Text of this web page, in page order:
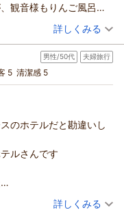
（返信日：2026/04/18）
げます。
ンドをご利用いただ
待ち申し上げておりま
りがとうございます。
フ一同とても嬉しく拝
る“ツルツル”の肌触
足いただけたようで
放題やりんごを使用
でございます。
した」との温かいお
お過ごしいただける
など、一つ一つの場
客様に伝わったこと
観音様もりんご風呂
も綺麗です。
夕食でした。美味し
賑わってて驚き。
も嬉しい！
（投稿日：2026/03/25）
だバイキング＜ダイニング
付
和室 朝・夕
/税込)
トのあるホテルの花館
ご利用、誠にありが
詳しくみる
男性/50代 夫婦旅行
5 清潔感 5
のホテルだと勘違いし
ルさんです
じるものもありました
（投稿日：2026/03/16）
詳しくみる